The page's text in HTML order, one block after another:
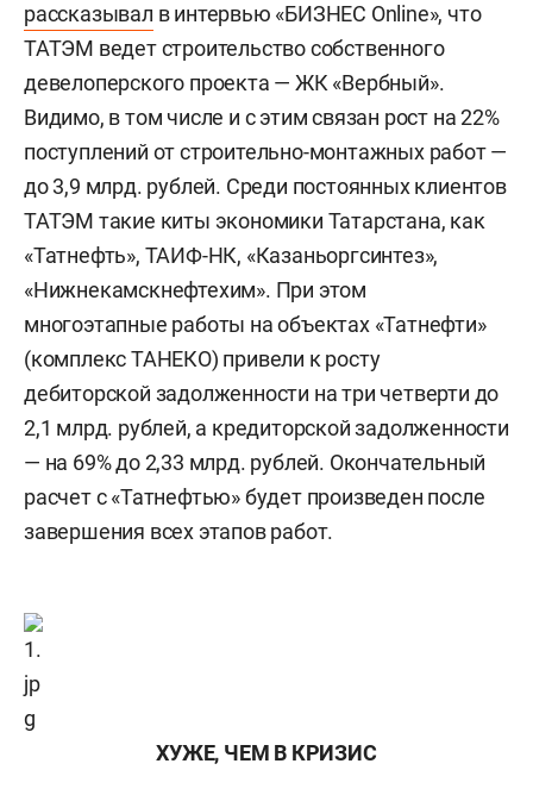
рассказывал в интервью «БИЗНЕС Online», что
ТАТЭМ ведет строительство собственного
девелоперского проекта — ЖК «Вербный».
Видимо, в том числе и с этим связан рост на 22%
поступлений от строительно-монтажных работ —
до 3,9 млрд. рублей. Среди постоянных клиентов
ТАТЭМ такие киты экономики Татарстана, как
«Татнефть», ТАИФ-НК, «Казаньоргсинтез»,
«Нижнекамскнефтехим». При этом
многоэтапные работы на объектах «Татнефти»
(комплекс ТАНЕКО) привели к росту
дебиторской задолженности на три четверти до
2,1 млрд. рублей, а кредиторской задолженности
— на 69% до 2,33 млрд. рублей. Окончательный
расчет с «Татнефтью» будет произведен после
завершения всех этапов работ.
ХУЖЕ, ЧЕМ В КРИЗИС